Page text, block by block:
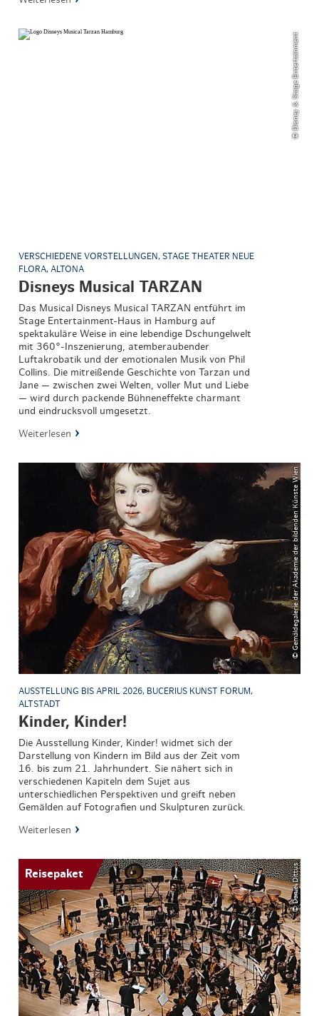
© Disney & Stage Entertainment
VERSCHIEDENE VORSTELLUNGEN, STAGE THEATER NEUE
FLORA, ALTONA
Disneys Musical TARZAN
Das Musical Disneys Musical TARZAN entführt im
Stage Entertainment-Haus in Hamburg auf
spektakuläre Weise in eine lebendige Dschungelwelt
mit 360°-Inszenierung, atemberaubender
Luftakrobatik und der emotionalen Musik von Phil
Collins. Die mitreißende Geschichte von Tarzan und
Jane — zwischen zwei Welten, voller Mut und Liebe
— wird durch packende Bühneneffekte charmant
und eindrucksvoll umgesetzt.
Weiterlesen
© Gemäldegalerie der Akademie der bildenden Künste Wien
AUSSTELLUNG BIS APRIL 2026, BUCERIUS KUNST FORUM,
ALTSTADT
Kinder, Kinder!
Die Ausstellung Kinder, Kinder! widmet sich der
Darstellung von Kindern im Bild aus der Zeit vom
16. bis zum 21. Jahrhundert. Sie nähert sich in
verschiedenen Kapiteln dem Sujet aus
unterschiedlichen Perspektiven und greift neben
Gemälden auf Fotografien und Skulpturen zurück.
Weiterlesen
© Daniel Dittus
Reisepaket